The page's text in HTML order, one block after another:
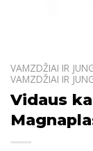
VAMZDŽIAI IR
VAMZDŽIAI IR
Vidaus